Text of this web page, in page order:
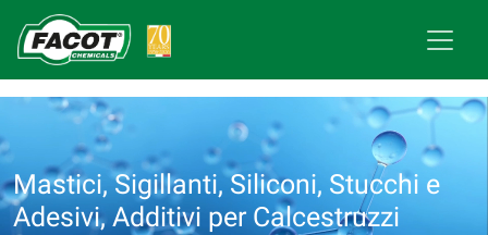
Mastici, Sigillanti, Siliconi, Stucchi e
Adesivi, Additivi per Calcestruzzi